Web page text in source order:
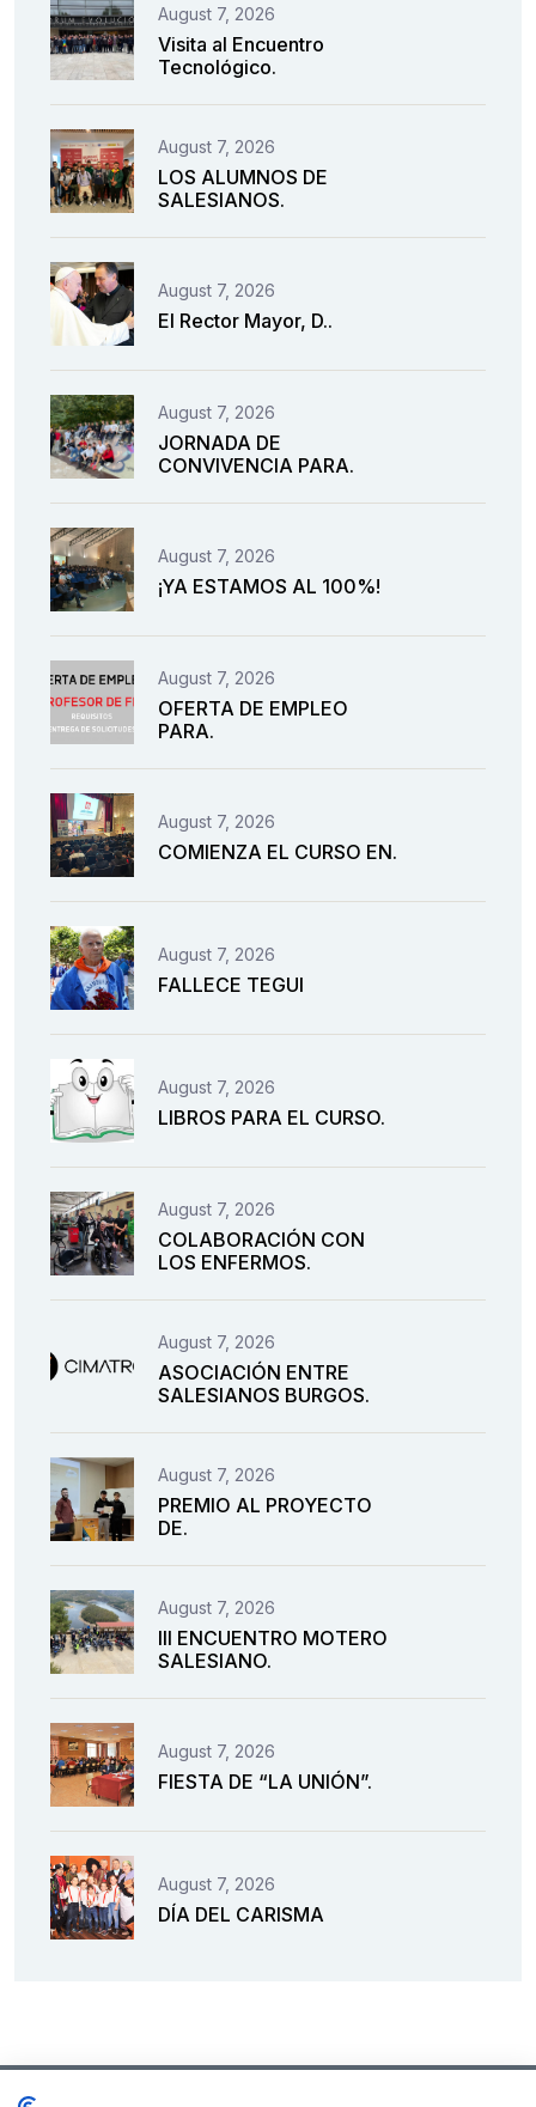
August 7, 2026
Visita al Encuentro
Tecnológico.
August 7, 2026
LOS ALUMNOS DE
SALESIANOS.
August 7, 2026
El Rector Mayor, D..
August 7, 2026
JORNADA DE
CONVIVENCIA PARA.
August 7, 2026
¡YA ESTAMOS AL 100%!
August 7, 2026
OFERTA DE EMPLEO
PARA.
August 7, 2026
COMIENZA EL CURSO EN.
August 7, 2026
FALLECE TEGUI
August 7, 2026
LIBROS PARA EL CURSO.
August 7, 2026
COLABORACIÓN CON
LOS ENFERMOS.
August 7, 2026
ASOCIACIÓN ENTRE
SALESIANOS BURGOS.
August 7, 2026
PREMIO AL PROYECTO
DE.
August 7, 2026
III ENCUENTRO MOTERO
SALESIANO.
August 7, 2026
FIESTA DE “LA UNIÓN”.
August 7, 2026
DÍA DEL CARISMA